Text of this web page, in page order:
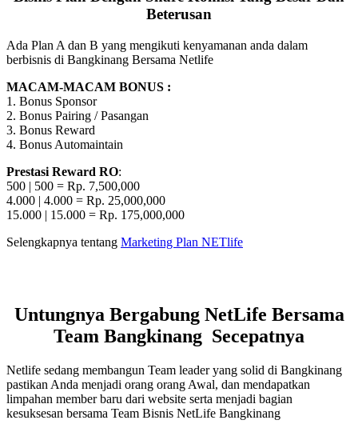
Beterusan
Ada Plan A dan B yang mengikuti kenyamanan anda dalam
berbisnis di Bangkinang Bersama Netlife
MACAM-MACAM BONUS :
1. Bonus Sponsor
2. Bonus Pairing / Pasangan
3. Bonus Reward
4. Bonus Automaintain
Prestasi Reward RO:
500 | 500 = Rp. 7,500,000
4.000 | 4.000 = Rp. 25,000,000
15.000 | 15.000 = Rp. 175,000,000
Selengkapnya tentang Marketing Plan NETlife
Untungnya Bergabung NetLife Bersama
Team Bangkinang Secepatnya
Netlife sedang membangun Team leader yang solid di Bangkinang
pastikan Anda menjadi orang orang Awal, dan mendapatkan
limpahan member baru dari website serta menjadi bagian
kesuksesan bersama Team Bisnis NetLife Bangkinang